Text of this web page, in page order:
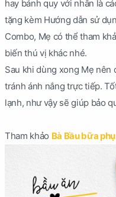
hay bánh quy với nhân là
tặng kèm Hướng dẫn sử
Combo, Mẹ có thể tham
biến thú vị khác nhé.
Sau khi dùng xong Mẹ nên
tránh ánh nắng trực tiếp.
lạnh, như vậy sẽ giúp bảo
Tham khảo Bà Bầu bữa